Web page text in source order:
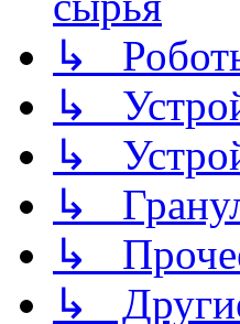
↳
↳
↳
↳
↳ Прочее
↳